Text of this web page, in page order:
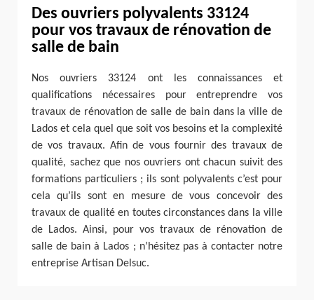
Des ouvriers polyvalents 33124
pour vos travaux de rénovation de
salle de bain
Nos ouvriers 33124 ont les connaissances et
qualifications nécessaires pour entreprendre vos
travaux de rénovation de salle de bain dans la ville de
Lados et cela quel que soit vos besoins et la complexité
de vos travaux. Afin de vous fournir des travaux de
qualité, sachez que nos ouvriers ont chacun suivit des
formations particuliers ; ils sont polyvalents c’est pour
cela qu’ils sont en mesure de vous concevoir des
travaux de qualité en toutes circonstances dans la ville
de Lados. Ainsi, pour vos travaux de rénovation de
salle de bain à Lados ; n’hésitez pas à contacter notre
entreprise Artisan Delsuc.